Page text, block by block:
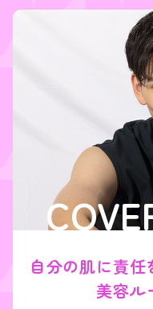
自分の肌に責
美容ル